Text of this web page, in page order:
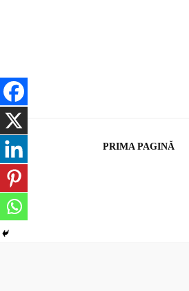
PRIMA PAGINĂ